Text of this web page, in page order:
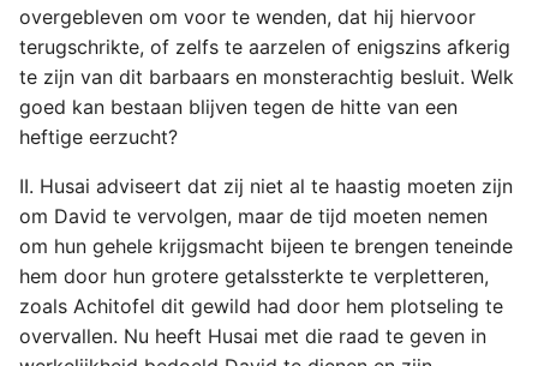
overgebleven om voor te wenden, dat hij hiervoor
terugschrikte, of zelfs te aarzelen of enigszins afkerig
te zijn van dit barbaars en monsterachtig besluit. Welk
goed kan bestaan blijven tegen de hitte van een
heftige eerzucht?
II. Husai adviseert dat zij niet al te haastig moeten zijn
om David te vervolgen, maar de tijd moeten nemen
om hun gehele krijgsmacht bijeen te brengen teneinde
hem door hun grotere getalssterkte te verpletteren,
zoals Achitofel dit gewild had door hem plotseling te
overvallen. Nu heeft Husai met die raad te geven in